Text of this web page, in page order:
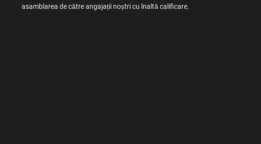
asamblarea de către angajații noștri cu înaltă calificare.